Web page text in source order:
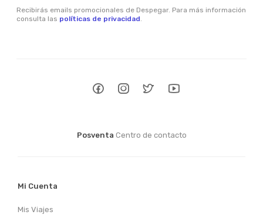
Recibirás emails promocionales de Despegar. Para más información
consulta las políticas de privacidad.
Posventa Centro de contacto
Mi Cuenta
Mis Viajes